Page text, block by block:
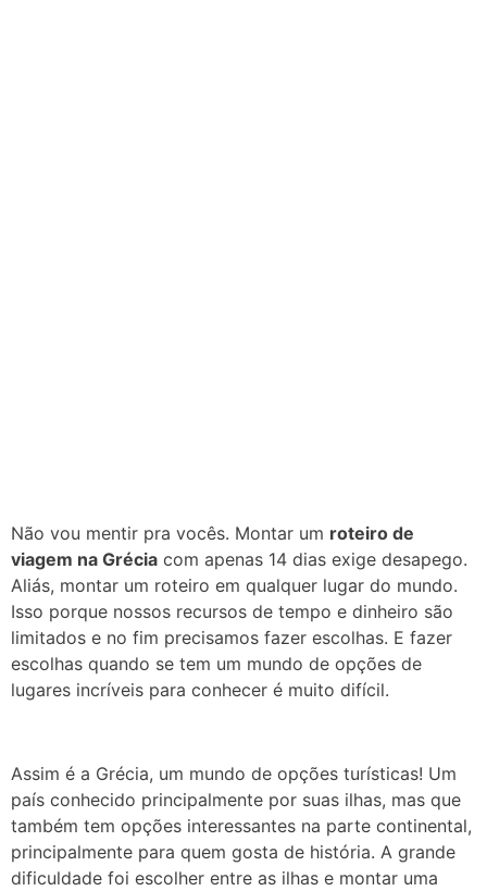
Não vou mentir pra vocês. Montar um roteiro de
viagem na Grécia com apenas 14 dias exige desapego.
Aliás, montar um roteiro em qualquer lugar do mundo.
Isso porque nossos recursos de tempo e dinheiro são
limitados e no fim precisamos fazer escolhas. E fazer
escolhas quando se tem um mundo de opções de
lugares incríveis para conhecer é muito difícil.
Assim é a Grécia, um mundo de opções turísticas! Um
país conhecido principalmente por suas ilhas, mas que
também tem opções interessantes na parte continental,
principalmente para quem gosta de história. A grande
dificuldade foi escolher entre as ilhas e montar uma